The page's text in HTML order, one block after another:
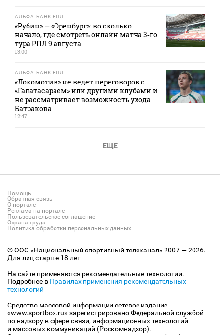
АЛЬФА-БАНК РПЛ
«Рубин» — «Оренбург»: во сколько
начало, где смотреть онлайн матча 3‑го
тура РПЛ 9 августа
13:00
АЛЬФА-БАНК РПЛ
«Локомотив» не ведет переговоров с
«Галатасараем» или другими клубами и
не рассматривает возможность ухода
Батракова
12:47
ЕЩЕ
Помощь
Обратная связь
О портале
Реклама на портале
Пользовательское соглашение
Охрана труда
Политика обработки персональных данных
© ООО «Национальный спортивный телеканал» 2007 — 2026.
Для лиц старше 18 лет
На сайте применяются рекомендательные технологии.
Подробнее в Правилах применения рекомендательных
технологий
Средство массовой информации сетевое издание
«www.sportbox.ru» зарегистрировано Федеральной службой
по надзору в сфере связи, информационных технологий
и массовых коммуникаций (Роскомнадзор).